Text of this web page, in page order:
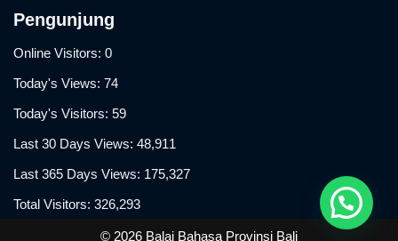
Pengunjung
Online Visitors: 0
Today's Views: 74
Today's Visitors: 59
Last 30 Days Views: 48,911
Last 365 Days Views: 175,327
Total Visitors: 326,293
© 2026 Balai Bahasa Provinsi Bali